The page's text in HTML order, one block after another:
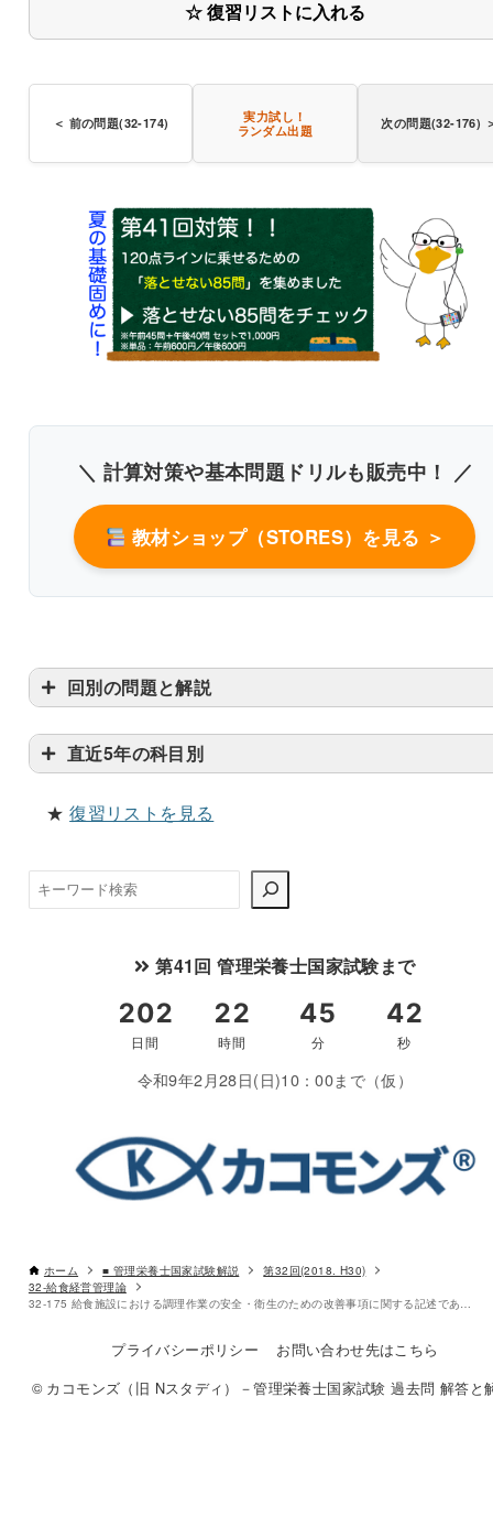
☆ 復習リストに入れる
＜ 前の問題(32-174)
実力試し！
ランダム出題
次の問題(32-176)
＼ 計算対策や基本問題ドリルも販売中！ ／
教材ショップ（STORES）を見る ＞
回別の問題と解説
直近5年の科目別
★復習リストを見る
検
索
第41回 管理栄養士国家試験まで
令和9年2月28日(日)10：00まで（仮）
ホーム ■ 管理栄養士国家試験解説
第32回(2018. H30)
32-給食経営管理論
プライバシーポリシー
お問い合わせ先はこちら
© カコモンズ（旧 Nスタディ）－管理栄養士国家試験 過去問 解答と